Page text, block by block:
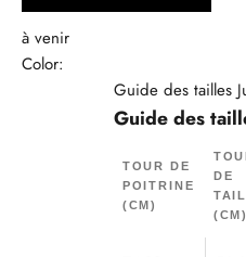
à venir
Color:
Guide des tailles
Guide des
TOUR DE
POITRINE
(CM)
DE
(CM)